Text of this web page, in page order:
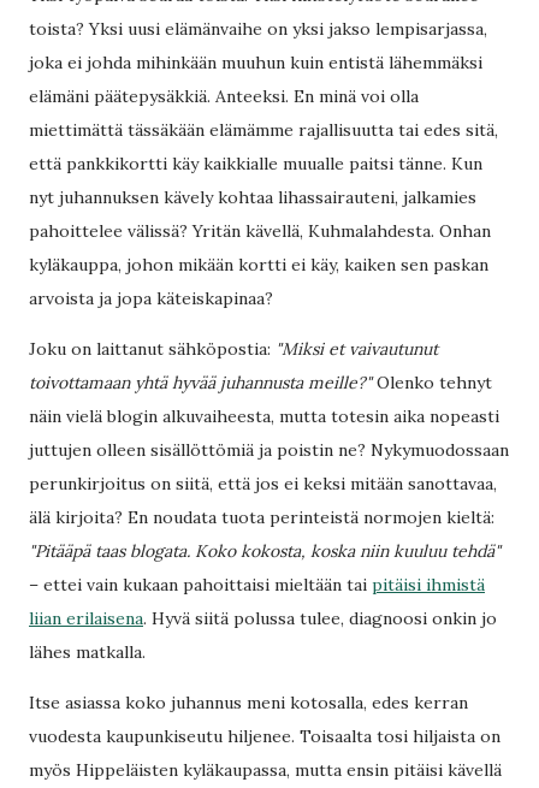
toista? Yksi uusi elämänvaihe on yksi jakso lempisarjassa,
joka ei johda mihinkään muuhun kuin entistä lähemmäksi
elämäni päätepysäkkiä. Anteeksi. En minä voi olla
miettimättä tässäkään elämämme rajallisuutta tai edes sitä,
että pankkikortti käy kaikkialle muualle paitsi tänne. Kun
nyt juhannuksen kävely kohtaa lihassairauteni, jalkamies
pahoittelee välissä? Yritän kävellä, Kuhmalahdesta. Onhan
kyläkauppa, johon mikään kortti ei käy, kaiken sen paskan
arvoista ja jopa käteiskapinaa?
Joku on laittanut sähköpostia: "Miksi et vaivautunut
toivottamaan yhtä hyvää juhannusta meille?"Olenko tehnyt
näin vielä blogin alkuvaiheesta, mutta totesin aika nopeasti
juttujen olleen sisällöttömiä ja poistin ne? Nykymuodossaan
perunkirjoitus on siitä, että jos ei keksi mitään sanottavaa,
älä kirjoita? En noudata tuota perinteistä normojen kieltä:
"Pitääpä taas blogata. Koko kokosta, koska niin kuuluu tehdä"
– ettei vain kukaan pahoittaisi mieltään tai pitäisi ihmistä
liian erilaisena. Hyvä siitä polussa tulee, diagnoosi onkin jo
lähes matkalla.
Itse asiassa koko juhannus meni kotosalla, edes kerran
vuodesta kaupunkiseutu hiljenee. Toisaalta tosi hiljaista on
myös Hippeläisten kyläkaupassa, mutta ensin pitäisi kävellä